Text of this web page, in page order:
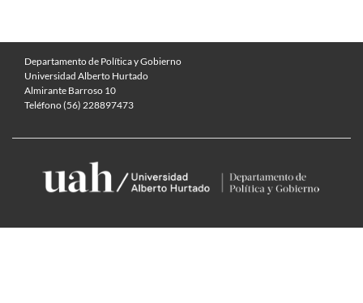
Departamento de Política y Gobierno
Universidad Alberto Hurtado
Almirante Barroso 10
Teléfono (56) 228897473